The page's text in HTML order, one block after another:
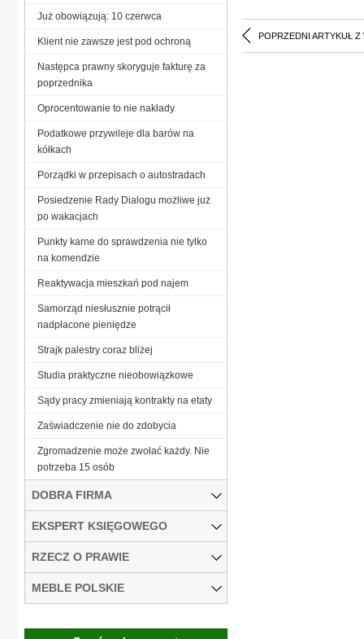
POPRZEDNI ARTYKUŁ Z
Już obowiązują: 10 czerwca
Klient nie zawsze jest pod ochroną
Następca prawny skoryguje fakturę za
poprzednika
Oprocentowanie to nie nakłady
Podatkowe przywileje dla barów na
kółkach
Porządki w przepisach o autostradach
Posiedzenie Rady Dialogu możliwe już
po wakacjach
Punkty karne do sprawdzenia nie tylko
na komendzie
Reaktywacja mieszkań pod najem
Samorząd niesłusznie potrącił
nadpłacone pieniędze
Strajk palestry coraz bliżej
Studia praktyczne nieobowiązkowe
Sądy pracy zmieniają kontrakty na etaty
Zaświadczenie nie do zdobycia
Zgromadzenie może zwołać każdy. Nie
potrzeba 15 osób
DOBRA FIRMA
EKSPERT KSIĘGOWEGO
RZECZ O PRAWIE
MEBLE POLSKIE